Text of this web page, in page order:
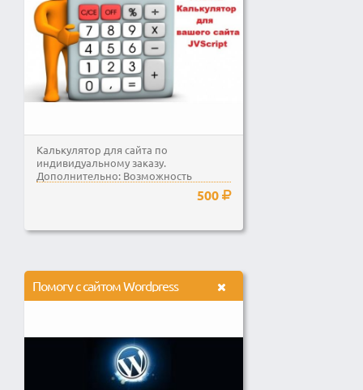
Калькулятор для сайта по
индивидуальному заказу.
Дополнительно: Возможность
500
Помогу с сайтом Wordpress